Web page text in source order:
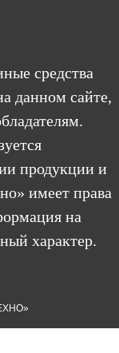
средства
данном сайте,
продукции и
имеет права
на
характер.